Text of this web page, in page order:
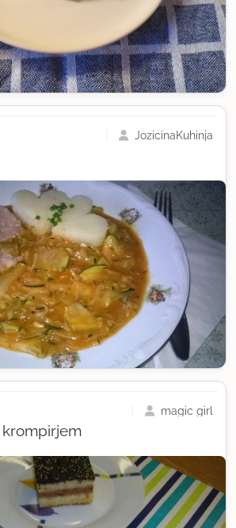
JozicinaKuhinja
krompirjem
magic girl